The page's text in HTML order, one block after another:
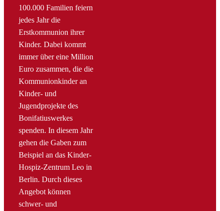
100.000 Familien feiern
jedes Jahr die
Erstkommunion ihrer
Kinder. Dabei kommt
immer über eine Million
Euro zusammen, die die
Kommunionkinder an
Kinder- und
Jugendprojekte des
Bonifatiuswerkes
spenden. In diesem Jahr
gehen die Gaben zum
Beispiel an das Kinder-
Hospiz-Zentrum Leo in
Berlin. Durch dieses
Angebot können
schwer- und